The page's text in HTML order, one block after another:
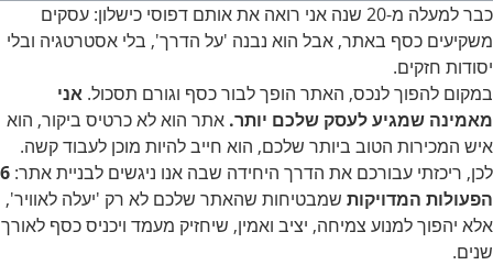
כבר למעלה מ-20 שנה אני רואה את אותם דפוסי כישלון: עסקים
משקיעים כסף באתר, אבל הוא נבנה 'על הדרך', בלי אסטרטגיה ובלי
יסודות חזקים.
במקום להפוך לנכס, האתר הופך לבור כסף וגורם תסכול. אני
מאמינה שמגיע לעסק שלכם יותר. אתר הוא לא כרטיס ביקור, הוא
איש המכירות הטוב ביותר שלכם, הוא חייב להיות מוכן לעבוד קשה.
לכן, ריכזתי עבורכם את הדרך היחידה שבה אנו ניגשים לבניית אתר: 6
הפעולות המדויקות שמבטיחות שהאתר שלכם לא רק 'יעלה לאוויר',
אלא יהפוך למנוע צמיחה, יציב ואמין, שיחזיק מעמד ויכניס כסף לאורך
שנים.